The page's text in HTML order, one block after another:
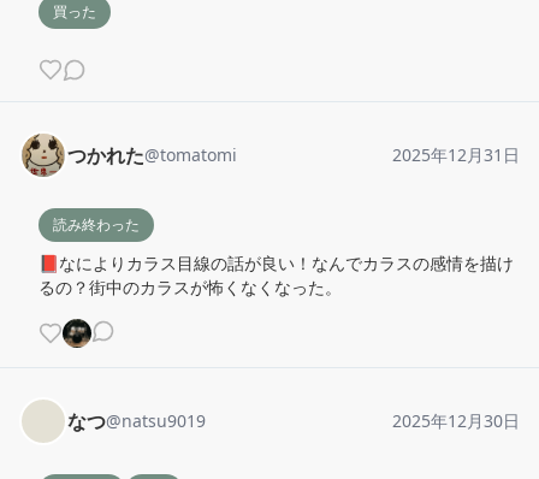
買った
つかれた@tomatomi 2025年12月31日
読み終わった
📕なによりカラス目線の話が良い！なんでカラスの感情を描け
るの？街中のカラスが怖くなくなった。
なつ@natsu9019 2025年12月30日